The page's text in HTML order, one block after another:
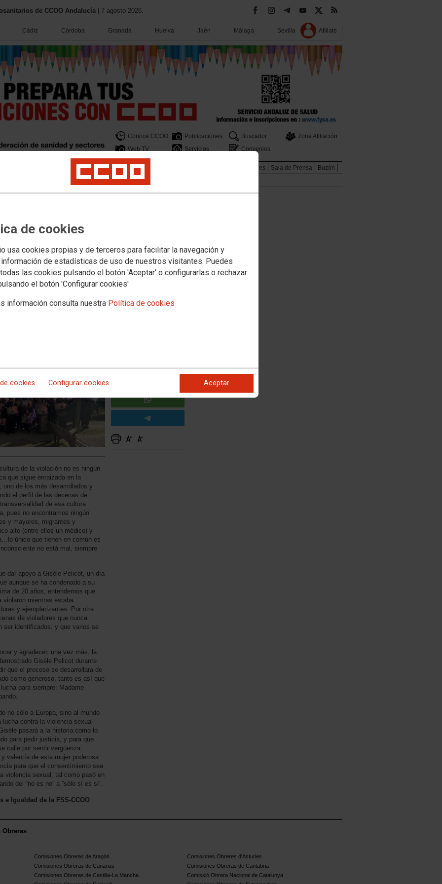
de cookies
usa cookies propias y de terceros para facilitar la navegación y
de estadísticas de uso de nuestros visitantes. Puedes
las cookies pulsando el botón 'Aceptar' o configurarlas o rechazar
el botón 'Configurar cookies'
información consulta nuestra Política de cookies
cookies Configurar cookies Aceptar
de CCOO Andalucía | 7 agosto 2026.
Cádiz Córdoba Granada Huelva Jaén Málaga Sevilla Afíliate
Conoce CCOO Publicaciones Buscador
Zona Afiliación
Web TV
Servicios Convenios
Salud Laboral Juventud Publicaciones Sala de Prensa
Buzón
CCOO se manifiestan a las
de Avinyó en apoyo a
de Dones de la CONC. Entre las más de 60 mujeres
en representación de la Federación de Sanidad y
la secretaria de Mujer, Silvia Espinosa, y otras
una comitiva de CCOO Aragón, con su secretaria de
de la violación no es ningún
que sigue enraizada en la
de los más desarrollados y
el perfil de las decenas de
de esa cultura
pues no encontramos ningún
y mayores, migrantes y
alto (entre ellos un médico) y
único que tienen en común es
no está mal, siempre
dar apoyo a Gisèle Pelicot, un día
aunque se ha condenado a su
de 20 años, entendemos que
violaron mientras estaba
y ejemplarizantes. Por otra
de violadores que nunca
ser identificados, y que varios se
y agradecer, una vez más, la
Gisèle Pelicot durante
que el proceso se desarrollara de
como generoso, tanto es así que
para siempre: Madame
no sólo a Europa, sino al mundo
contra la violencia sexual
pasará a la historia como lo
para pedir justicia, y para que
calle por sentir vergüenza.
valentía de esta mujer poderosa
para que el consentimiento sea
violencia sexual, tal como pasó en
del “no es no” a ”sólo sí es sí”.
e Igualdad de la FSS-CCOO
Obreras
Comisiones Obreras de Aragón
Comisiones Obreres d'Asturies
Comisiones Obreras de Canarias
Comisiones Obreras de Cantabria
Comisiones Obreras de Castilla-La Mancha
Comissió Obrera Nacional de Catalunya